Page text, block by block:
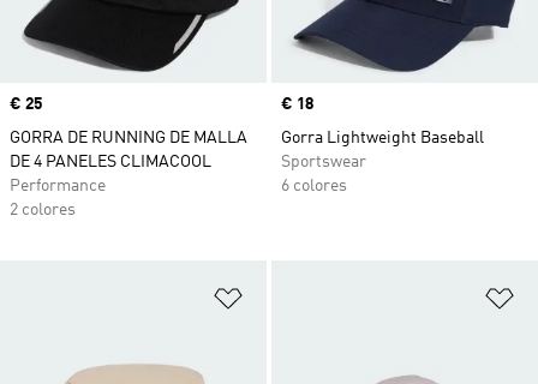
Precio
€ 25
GORRA DE RUNNING DE MALLA
DE 4 PANELES CLIMACOOL
Performance
2 colores
Precio
€ 18
Gorra Lightweight Baseball
Sportswear
6 colores